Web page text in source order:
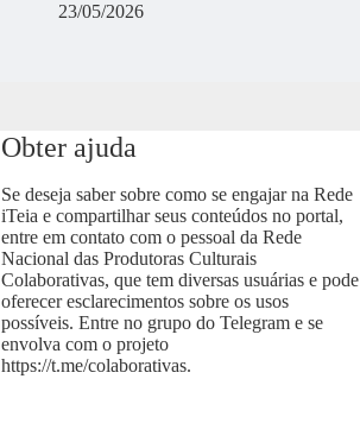
23/05/2026
Obter ajuda
Se deseja saber sobre como se engajar na Rede
iTeia e compartilhar seus conteúdos no portal,
entre em contato com o pessoal da Rede
Nacional das Produtoras Culturais
Colaborativas, que tem diversas usuárias e pode
oferecer esclarecimentos sobre os usos
possíveis. Entre no grupo do Telegram e se
envolva com o projeto
https://t.me/colaborativas.